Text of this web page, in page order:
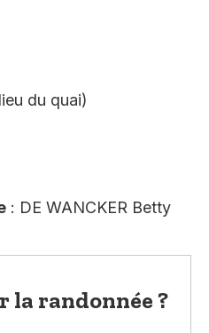
du quai)
: DE WANCKER Betty
la randonnée ?